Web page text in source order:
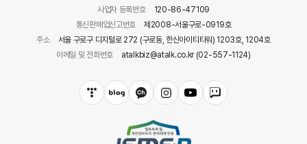
사업자 등록번호
120-86-47109
통신판매업신고번호
제2008-서울구로-0919호
주소
서울 구로구 디지털로 272 (구로동, 한신아이티타워) 1203호, 1204호
이메일 및 전화번호
atalkbiz@atalk.co.kr (02-557-1124)